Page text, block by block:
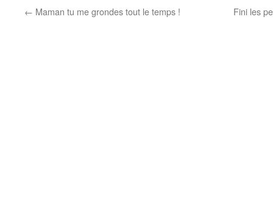
← Maman tu me grondes tout le temps ! Fini les